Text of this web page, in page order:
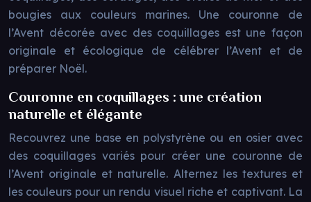
bougies aux couleurs marines. Une couronne de
l’Avent décorée avec des coquillages est une façon
originale et écologique de célébrer l’Avent et de
préparer Noël.
Couronne en coquillages : une création
naturelle et élégante
Recouvrez une base en polystyrène ou en osier avec
des coquillages variés pour créer une couronne de
l’Avent originale et naturelle. Alternez les textures et
les couleurs pour un rendu visuel riche et captivant. La